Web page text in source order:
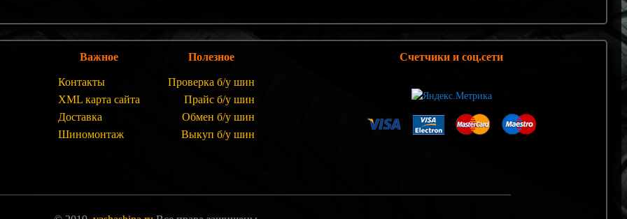
Важное
Контакты
XML карта сайта
Доставка
Шиномонтаж
Полезное
Проверка б/у шин
Прайс б/у шин
Обмен б/у шин
Выкуп б/у шин
Счетчики и соц.сети